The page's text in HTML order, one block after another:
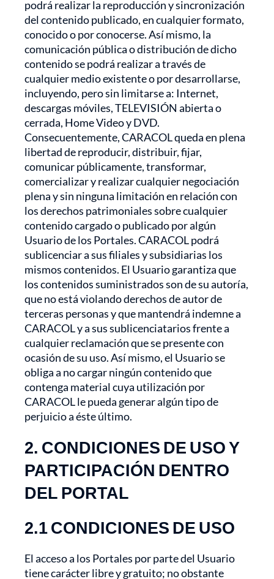
podrá realizar la reproducción y sincronización
del contenido publicado, en cualquier formato,
conocido o por conocerse. Así mismo, la
comunicación pública o distribución de dicho
contenido se podrá realizar a través de
cualquier medio existente o por desarrollarse,
incluyendo, pero sin limitarse a: Internet,
descargas móviles, TELEVISIÓN abierta o
cerrada, Home Video y DVD.
Consecuentemente, CARACOL queda en plena
libertad de reproducir, distribuir, fijar,
comunicar públicamente, transformar,
comercializar y realizar cualquier negociación
plena y sin ninguna limitación en relación con
los derechos patrimoniales sobre cualquier
contenido cargado o publicado por algún
Usuario de los Portales. CARACOL podrá
sublicenciar a sus filiales y subsidiarias los
mismos contenidos. El Usuario garantiza que
los contenidos suministrados son de su autoría,
que no está violando derechos de autor de
terceras personas y que mantendrá indemne a
CARACOL y a sus sublicenciatarios frente a
cualquier reclamación que se presente con
ocasión de su uso. Así mismo, el Usuario se
obliga a no cargar ningún contenido que
contenga material cuya utilización por
CARACOL le pueda generar algún tipo de
perjuicio a éste último.
2. CONDICIONES DE USO Y
PARTICIPACIÓN DENTRO
DEL PORTAL
2.1 CONDICIONES DE USO
El acceso a los Portales por parte del Usuario
tiene carácter libre y gratuito; no obstante